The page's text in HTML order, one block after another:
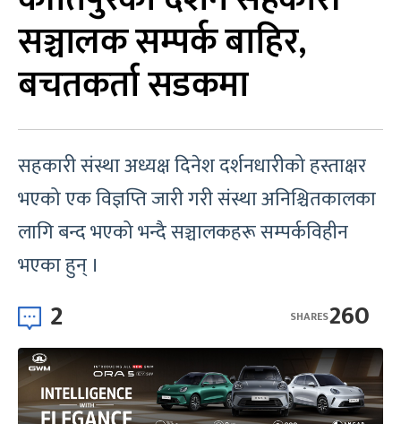
सञ्चालक सम्पर्क बाहिर,
बचतकर्ता सडकमा
सहकारी संस्था अध्यक्ष दिनेश दर्शनधारीको हस्ताक्षर
भएको एक विज्ञप्ति जारी गरी संस्था अनिश्चितकालका
लागि बन्द भएको भन्दै सञ्चालकहरू सम्पर्कविहीन
भएका हुन् ।
2 260
SHARES